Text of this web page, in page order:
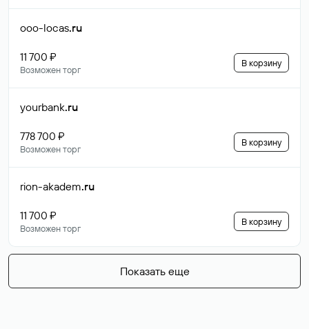
ooo-locas.ru
11 700 ₽
Возможен торг
В корзину
yourbank.ru
778 700 ₽
Возможен торг
В корзину
rion-akadem.ru
11 700 ₽
Возможен торг
В корзину
Показать еще